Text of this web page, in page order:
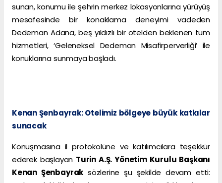
sunan, konumu ile şehrin merkez lokasyonlarına yürüyüş
mesafesinde bir konaklama deneyimi vadeden
Dedeman Adana, beş yıldızlı bir otelden beklenen tüm
hizmetleri, ‘Geleneksel Dedeman Misafirperverliği’ ile
konuklarına sunmaya başladı.
Kenan Şenbayrak: Otelimiz bölgeye büyük katkılar
sunacak
Konuşmasına il protokolüne ve katılımcılara teşekkür
ederek başlayan Turin A.Ş. Yönetim Kurulu Başkanı
Kenan Şenbayrak sözlerine şu şekilde devam etti: